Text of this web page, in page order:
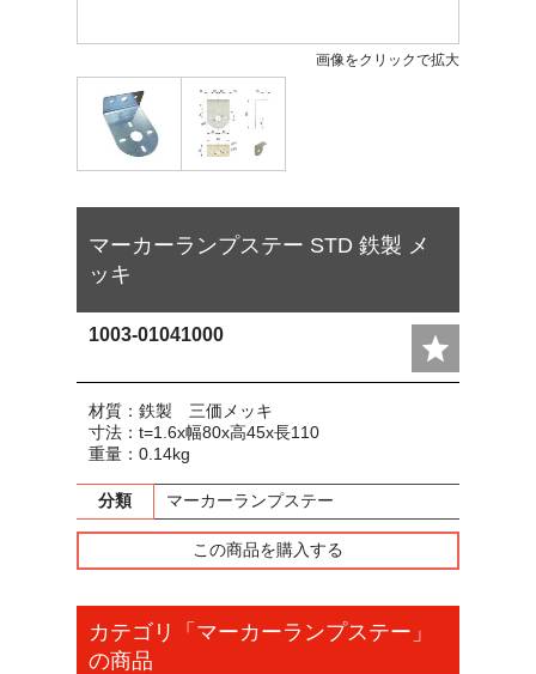
画像をクリックで拡大
マーカーランプステー STD 鉄製 メ
ッキ
1003-01041000
材質：鉄製 三価メッキ
寸法：t=1.6x幅80x高45x長110
重量：0.14kg
分類 マーカーランプステー
この商品を購入する
カテゴリ「マーカーランプステー」
の商品